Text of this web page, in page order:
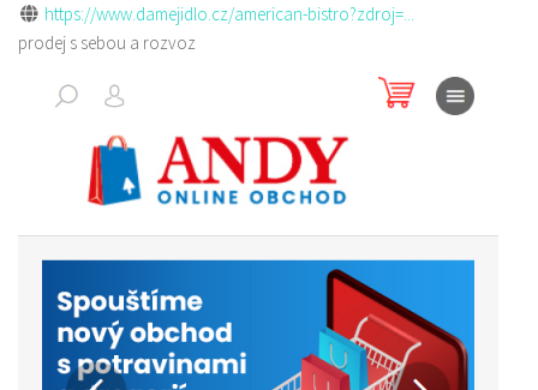
https://www.damejidlo.cz/american-bistro?zdroj=...
prodej s sebou a rozvoz